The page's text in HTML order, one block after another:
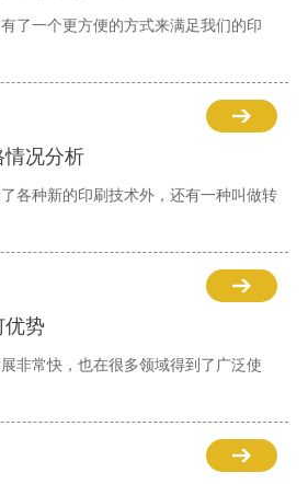
了一个更方便的方式来满足我们的印
情况分析
各种新的印刷技术外，还有一种叫做转
优势
非常快，也在很多领域得到了广泛使